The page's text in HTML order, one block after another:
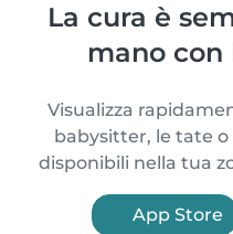
La cura è
mano con
Visualizza
babysitter, le tate
disponibili nella tua
App Store